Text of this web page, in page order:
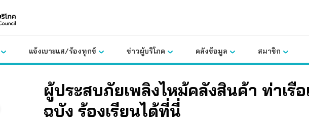
แจ้งเบาะแส/ร้องทุกข์ ข่าวผู้บริโภค คลังข้อมูล สมาชิก
ผู้ประสบภัยเพลิงไหม้คลังสินค้า ท่าเรื
ฉบัง ร้องเรียนได้ที่นี่